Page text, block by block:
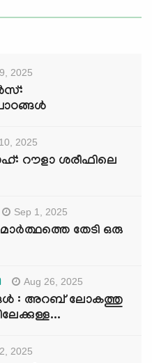
2025
2025
റൗളാ ശരീഫിലെ
Sep 1, 2025
തേടി ഒരു
Aug 26, 2025
: അറബ് ലോകത്തു
2025